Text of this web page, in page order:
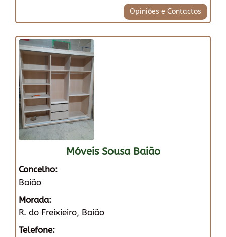
Opiniões e Contactos
Móveis Sousa Baião
Concelho:
Baião
Morada:
R. do Freixieiro, Baião
Telefone: